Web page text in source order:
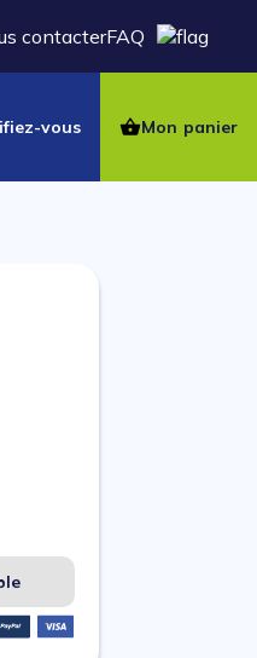
contacterFAQ
vous Mon panier